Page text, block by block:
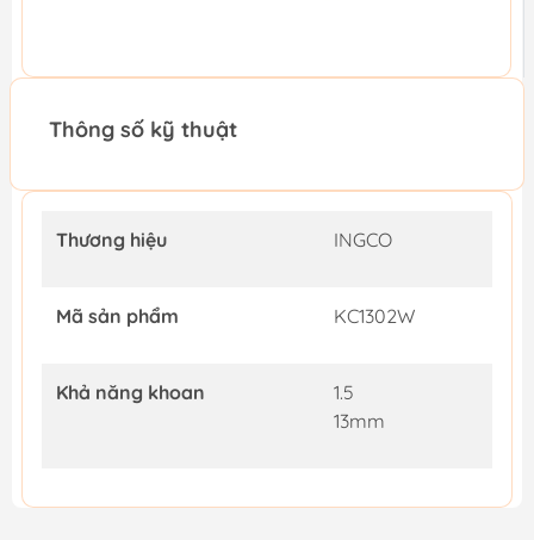
Thông số kỹ thuật
Thương hiệu INGCO
Mã sản phẩm KC1302W
Khả năng khoan
1.5
13mm